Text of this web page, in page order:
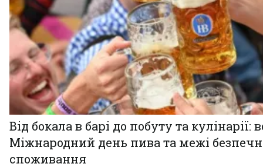
Від бокала в барі до побуту та кулінарії:
Міжнародний день пива та межі
споживання